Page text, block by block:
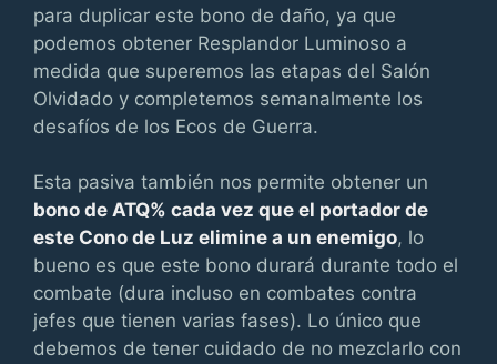
para duplicar este bono de daño, ya que
podemos obtener Resplandor Luminoso a
medida que superemos las etapas del Salón
Olvidado y completemos semanalmente los
desafíos de los Ecos de Guerra.
Esta pasiva también nos permite obtener un
bono de ATQ% cada vez que el portador de
este Cono de Luz elimine a un enemigo, lo
bueno es que este bono durará durante todo el
combate (dura incluso en combates contra
jefes que tienen varias fases). Lo único que
debemos de tener cuidado de no mezclarlo con